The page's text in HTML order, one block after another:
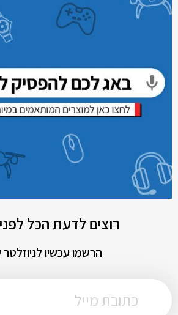
רוצים לדעת הכל
הרשמו עכשיו לניוזלטר